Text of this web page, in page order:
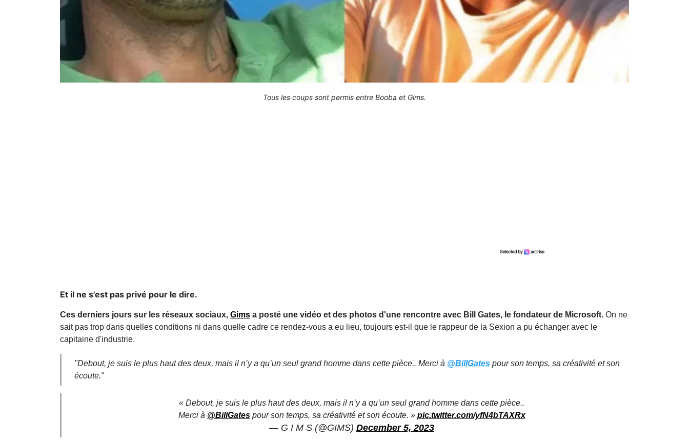
Tous les coups sont permis entre Booba et Gims.
Et il ne s'est pas privé pour le dire.
Ces derniers jours sur les réseaux sociaux, Gims a posté une vidéo et des photos d'une rencontre avec Bill Gates, le fondateur de Microsoft. On ne
sait pas trop dans quelles conditions ni dans quelle cadre ce rendez-vous a eu lieu, toujours est-il que le rappeur de la Sexion a pu échanger avec le
capitaine d'industrie.
"Debout, je suis le plus haut des deux, mais il n’y a qu’un seul grand homme dans cette pièce.. Merci à @BillGates pour son temps, sa créativité et son
écoute."
« Debout, je suis le plus haut des deux, mais il n’y a qu’un seul grand homme dans cette pièce..
Merci à @BillGatespour son temps, sa créativité et son écoute. » pic.twitter.com/yfN4bTAXRx
— G I M S (@GIMS) December 5, 2023